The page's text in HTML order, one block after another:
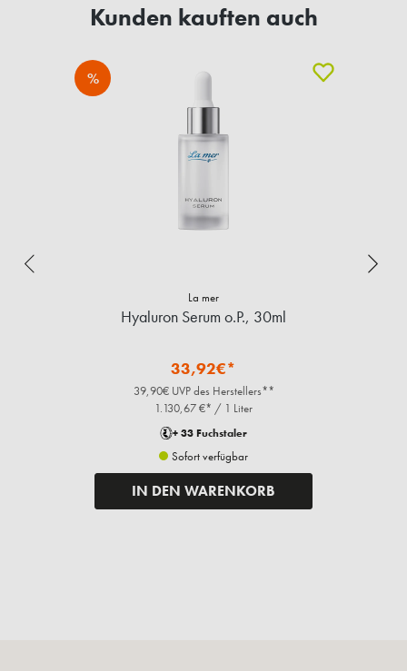
Kunden kauften auch
%
La mer
Hyaluron Serum o.P., 30ml
33,92€*
39,90€ UVP des Herstellers**
1.130,67 €* / 1 Liter
+ 33 Fuchstaler
Sofort verfügbar
IN DEN WARENKORB